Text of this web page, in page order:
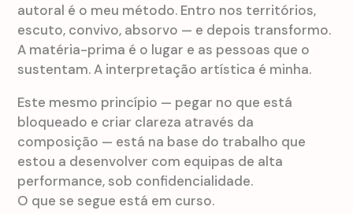
autoral é o meu método. Entro nos territórios,
escuto, convivo, absorvo — e depois transformo.
A matéria-prima é o lugar e as pessoas que o
sustentam. A interpretação artística é minha.
Este mesmo princípio — pegar no que está
bloqueado e criar clareza através da
composição — está na base do trabalho que
estou a desenvolver com equipas de alta
performance, sob confidencialidade.
O que se segue está em curso.